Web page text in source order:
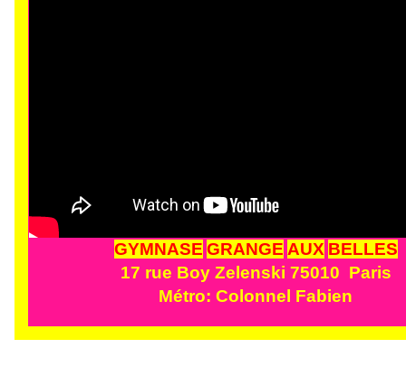
GYMNASE GRANGE AUX BELLES
17 rue Boy Zelenski 75010 Paris
Métro: Colonnel Fabien